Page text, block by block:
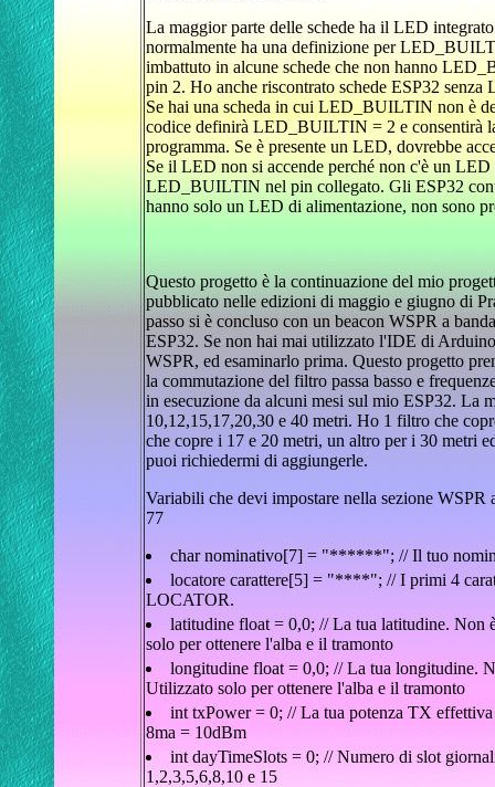
La maggior parte delle schede ha il LED
normalmente ha una definizione per
imbattuto in alcune schede che non hanno
pin 2. Ho anche riscontrato schede ESP32
Se hai una scheda in cui LED_BUILTIN non è
codice definirà LED_BUILTIN = 2 e consentirà
programma. Se è presente un LED, dovrebbe
Se il LED non si accende perché non c'è un
LED_BUILTIN nel pin collegato. Gli ESP32
hanno solo un LED di alimentazione, non sono
Questo progetto è la continuazione del mio
pubblicato nelle edizioni di maggio e giugno di
passo si è concluso con un beacon WSPR a
ESP32. Se non hai mai utilizzato l'IDE di
WSPR, ed esaminarlo prima. Questo progetto
la commutazione del filtro passa basso e
in esecuzione da alcuni mesi sul mio ESP32. La
10,12,15,17,20,30 e 40 metri. Ho 1 filtro che
che copre i 17 e 20 metri, un altro per i 30 metri
puoi richiedermi di aggiungerle.
Variabili che devi impostare nella sezione WSPR
77
char nominativo[7] = "******"; // Il tuo
locatore carattere[5] = "****"; // I primi 4
LOCATOR.
latitudine float = 0,0; // La tua latitudine. Non
solo per ottenere l'alba e il tramonto
longitudine float = 0,0; // La tua longitudine.
Utilizzato solo per ottenere l'alba e il tramonto
int txPower = 0; // La tua potenza TX
8ma = 10dBm
int dayTimeSlots = 0; // Numero di slot
1,2,3,5,6,8,10 e 15